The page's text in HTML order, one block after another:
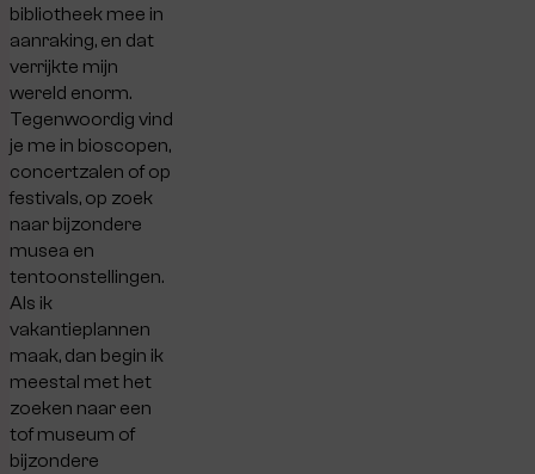
bibliotheek mee in
aanraking, en dat
verrijkte mijn
wereld enorm.
Tegenwoordig vind
je me in bioscopen,
concertzalen of op
festivals, op zoek
naar bijzondere
musea en
tentoonstellingen.
Als ik
vakantieplannen
maak, dan begin ik
meestal met het
zoeken naar een
tof museum of
bijzondere